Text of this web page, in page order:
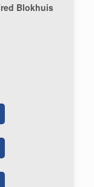
Blokhuis